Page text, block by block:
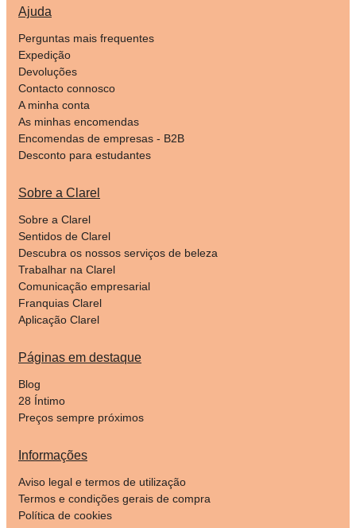
Ajuda
Perguntas mais frequentes
Expedição
Devoluções
Contacto connosco
A minha conta
As minhas encomendas
Encomendas de empresas - B2B
Desconto para estudantes
Sobre a Clarel
Sobre a Clarel
Sentidos de Clarel
Descubra os nossos serviços de beleza
Trabalhar na Clarel
Comunicação empresarial
Franquias Clarel
Aplicação Clarel
Páginas em destaque
Blog
28 Íntimo
Preços sempre próximos
Informações
Aviso legal e termos de utilização
Termos e condições gerais de compra
Política de cookies